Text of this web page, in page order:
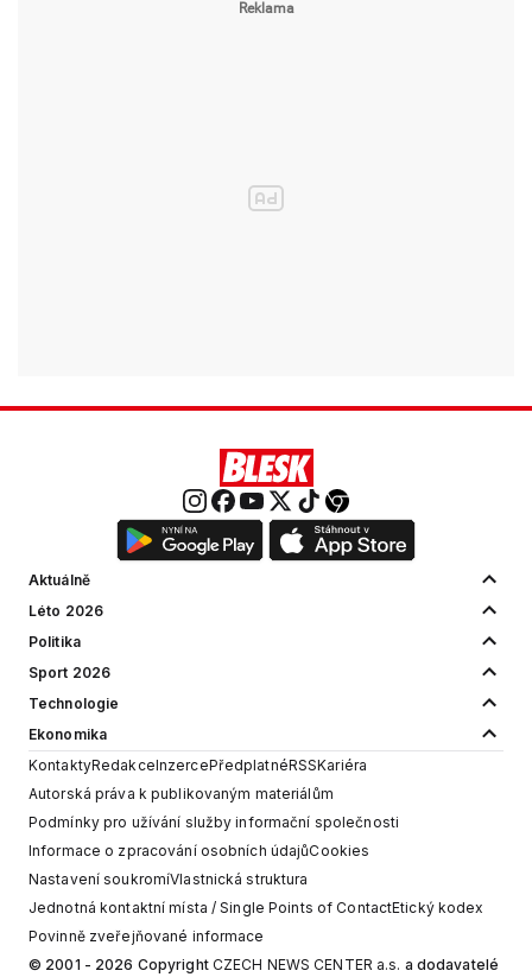
Aktuálně
Léto 2026
Politika
Sport 2026
Technologie
Ekonomika
KontaktyRedakceInzercePředplatnéRSSKariéra
Autorská práva k publikovaným materiálům
Podmínky pro užívání služby informační společnosti
Informace o zpracování osobních údajůCookies
Nastavení soukromíVlastnická struktura
Jednotná kontaktní místa / Single Points of ContactEtický kodex
Povinně zveřejňované informace
© 2001 - 2026 Copyright CZECH NEWS CENTER a.s. a dodavatelé